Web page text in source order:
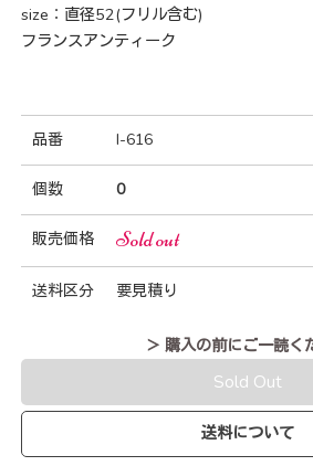
size：直径52(フリル含む)
フランスアンティーク
品番 I-616
個数 0
販売価格 Sold out
送料区分 要見積り
＞ 購入の前にご一読く
Sold Out
送料について